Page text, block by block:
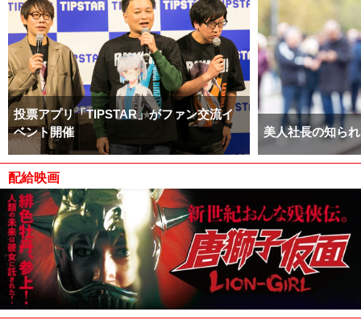
投票アプリ「TIPSTAR」がファン交流イ
ベント開催
美人社長の知ら
配給映画